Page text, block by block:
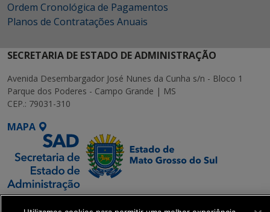
Ordem Cronológica de Pagamentos
Planos de Contratações Anuais
SECRETARIA DE ESTADO DE ADMINISTRAÇÃO
Avenida Desembargador José Nunes da Cunha s/n - Bloco 1
Parque dos Poderes - Campo Grande | MS
CEP.: 79031-310
MAPA